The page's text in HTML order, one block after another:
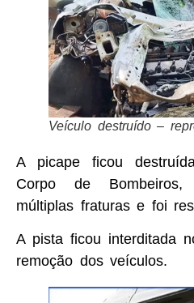
Veículo destruído –
A picape ficou
Corpo de
múltiplas fraturas e foi
A pista ficou interditada
remoção dos veículos.